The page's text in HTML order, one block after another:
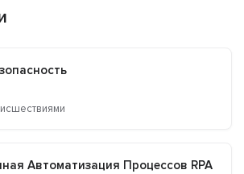
Автоматизация Процессов RPA